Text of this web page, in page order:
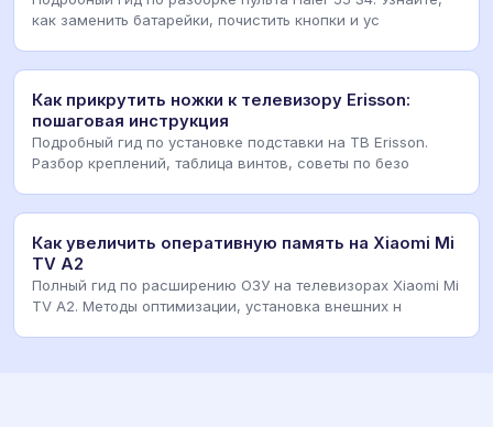
как заменить батарейки, почистить кнопки и ус
Как прикрутить ножки к телевизору Erisson:
пошаговая инструкция
Подробный гид по установке подставки на ТВ Erisson.
Разбор креплений, таблица винтов, советы по безо
Как увеличить оперативную память на Xiaomi Mi
TV A2
Полный гид по расширению ОЗУ на телевизорах Xiaomi Mi
TV A2. Методы оптимизации, установка внешних н